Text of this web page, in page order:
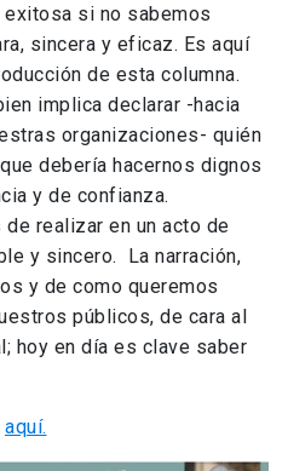
si no sabemos
sincera y eficaz. Es aquí
de esta columna.
implica declarar -hacia
organizaciones- quién
debería hacernos dignos
y de confianza.
realizar en un acto de
y sincero. La narración,
y de como queremos
públicos, de cara al
hoy en día es clave saber
aquí.